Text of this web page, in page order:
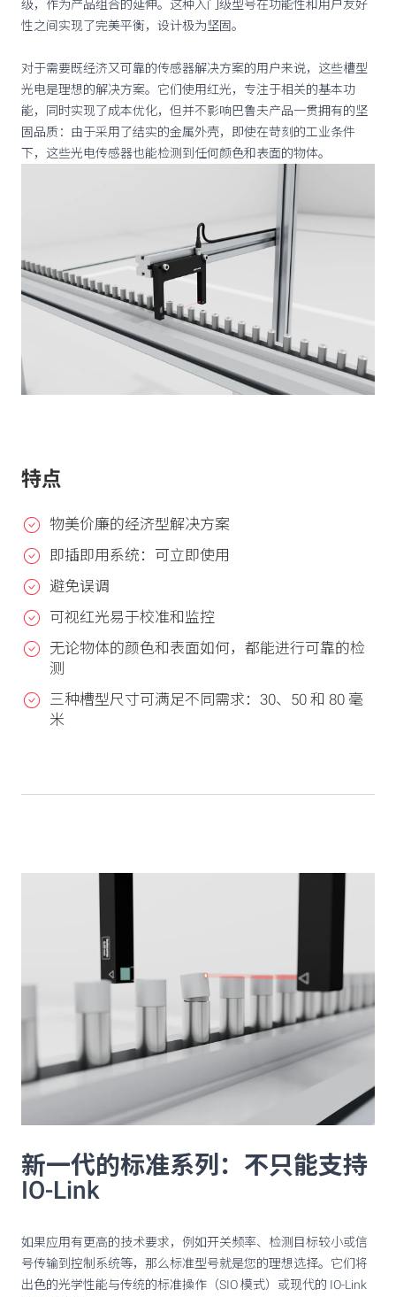
级，作为产品组合的延伸。这种入门级型号在功能性和用户友好
性之间实现了完美平衡，设计极为坚固。
对于需要既经济又可靠的传感器解决方案的用户来说，这些槽型
光电是理想的解决方案。它们使用红光，专注于相关的基本功
能，同时实现了成本优化，但并不影响巴鲁夫产品一贯拥有的坚
固品质：由于采用了结实的金属外壳，即使在苛刻的工业条件
下，这些光电传感器也能检测到任何颜色和表面的物体。
特点
物美价廉的经济型解决方案
即插即用系统：可立即使用
避免误调
可视红光易于校准和监控
无论物体的颜色和表面如何，都能进行可靠的检
测
三种槽型尺寸可满足不同需求：30、50 和 80 毫
米
新一代的标准系列：不只能支持
IO-Link
如果应用有更高的技术要求，例如开关频率、检测目标较小或信
号传输到控制系统等，那么标准型号就是您的理想选择。它们将
出色的光学性能与传统的标准操作（SIO 模式）或现代的 IO-Link